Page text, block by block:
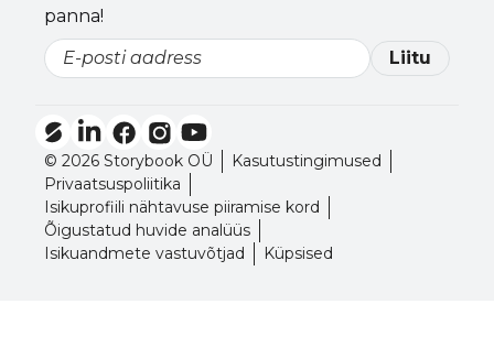
panna!
Email
Liitu
© 2026 Storybook OÜ
Kasutustingimused
Privaatsuspoliitika
Isikuprofiili nähtavuse piiramise kord
Õigustatud huvide analüüs
Isikuandmete vastuvõtjad
Küpsised